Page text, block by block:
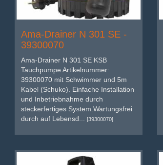
Ama-Drainer N 301 SE -
39300070
Ama-Drainer N 301 SE KSB
Tauchpumpe Artikelnummer:
39300070 mit Schwimmer und 5m
Kabel (Schuko). Einfache Installation
und Inbetriebnahme durch
steckerfertiges System.Wartungsfrei
durch auf Lebensd...
[39300070]